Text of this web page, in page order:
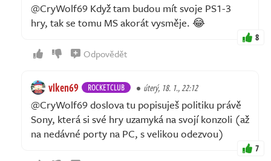
@CryWolf69 Když tam budou mít svoje PS1-3
hry, tak se tomu MS akorát vysměje. 😂
8
Odpovědět
vlken69 ROCKETCLUB úterý, 18. 1., 22:12
@CryWolf69 doslova tu popisuješ politiku právě
Sony, která si své hry uzamyká na svojí konzoli (až
na nedávné porty na PC, s velikou odezvou)
7